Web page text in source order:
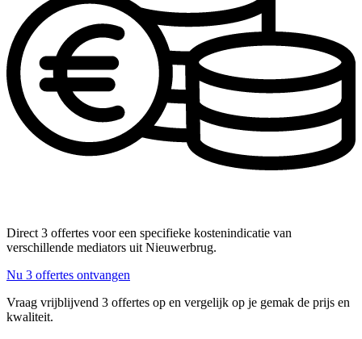
Direct 3 offertes voor een specifieke kostenindicatie van
verschillende mediators uit Nieuwerbrug.
Nu 3 offertes ontvangen
Vraag vrijblijvend 3 offertes op en vergelijk op je gemak de prijs en
kwaliteit.